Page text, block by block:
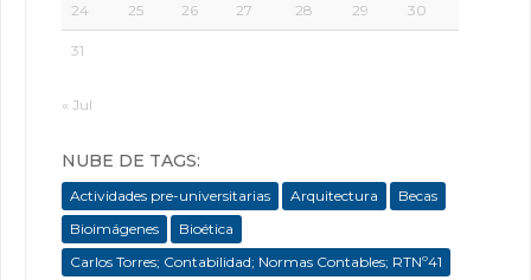
24 25 26 27 28 29 30
31
« Jul
NUBE DE TAGS:
Actividades pre-universitarias Arquitectura
Becas
Bioimágenes
Bioética
Carlos Torres; Contabilidad; Normas Contables; RTNº41